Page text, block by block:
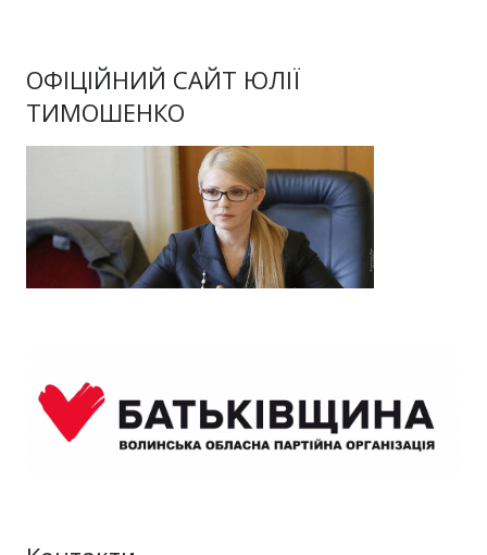
ОФІЦІЙНИЙ САЙТ ЮЛІЇ
ТИМОШЕНКО